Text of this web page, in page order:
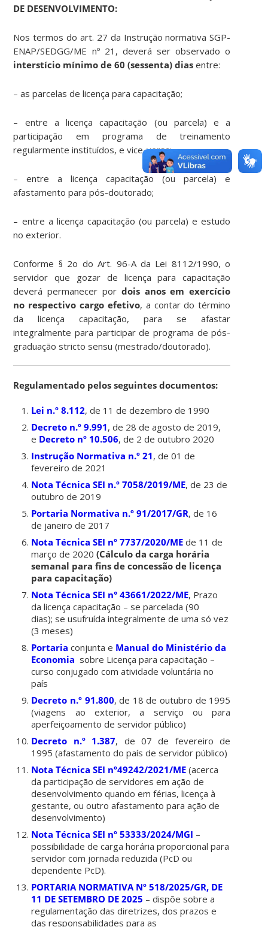
DE DESENVOLVIMENTO:
Nos termos do art. 27 da Instrução normativa SGP-
ENAP/SEDGG/ME nº 21, deverá ser observado o
interstício mínimo de 60 (sessenta) dias entre:
– as parcelas de licença para capacitação;
– entre a licença capacitação (ou parcela) e a
participação em programa de treinamento
regularmente instituídos, e vice-versa;
– entre a licença capacitação (ou parcela) e
afastamento para pós-doutorado;
– entre a licença capacitação (ou parcela) e estudo
no exterior.
Conforme § 2o do Art. 96-A da Lei 8112/1990, o
servidor que gozar de licença para capacitação
deverá permanecer por dois anos em exercício
no respectivo cargo efetivo, a contar do término
da licença capacitação, para se afastar
integralmente para participar de programa de pós-
graduação stricto sensu (mestrado/doutorado).
Regulamentado pelos seguintes documentos:
Lei n.º 8.112, de 11 de dezembro de 1990
Decreto n.º 9.991, de 28 de agosto de 2019,
e Decreto nº 10.506, de 2 de outubro 2020
Instrução Normativa n.º 21, de 01 de
fevereiro de 2021
Nota Técnica SEI n.º 7058/2019/ME, de 23 de
outubro de 2019
Portaria Normativa n.º 91/2017/GR, de 16
de janeiro de 2017
Nota Técnica SEI nº 7737/2020/ME de 11 de
março de 2020(Cálculo da carga horária
semanal para fins de concessão de licença
para capacitação)
Nota Técnica SEI n° 43661/2022/ME, Prazo
da licença capacitação – se parcelada (90
dias); se usufruída integralmente de uma só vez
(3 meses)
Portaria conjunta e Manual do Ministério da
Economia sobre Licença para capacitação –
curso conjugado com atividade voluntária no
país
Decreto n.º 91.800, de 18 de outubro de 1995
(viagens ao exterior, a serviço ou para
aperfeiçoamento de servidor público)
Decreto n.º 1.387, de 07 de fevereiro de
1995 (afastamento do país de servidor público)
Nota Técnica SEI nº49242/2021/ME (acerca
da participação de servidores em ação de
desenvolvimento quando em férias, licença à
gestante, ou outro afastamento para ação de
desenvolvimento)
Nota Técnica SEI nº 53333/2024/MGI –
possibilidade de carga horária proporcional para
servidor com jornada reduzida (PcD ou
dependente PcD).
PORTARIA NORMATIVA Nº 518/2025/GR, DE
11 DE SETEMBRO DE 2025 – dispõe sobre a
regulamentação das diretrizes, dosprazos e
das responsabilidades para as